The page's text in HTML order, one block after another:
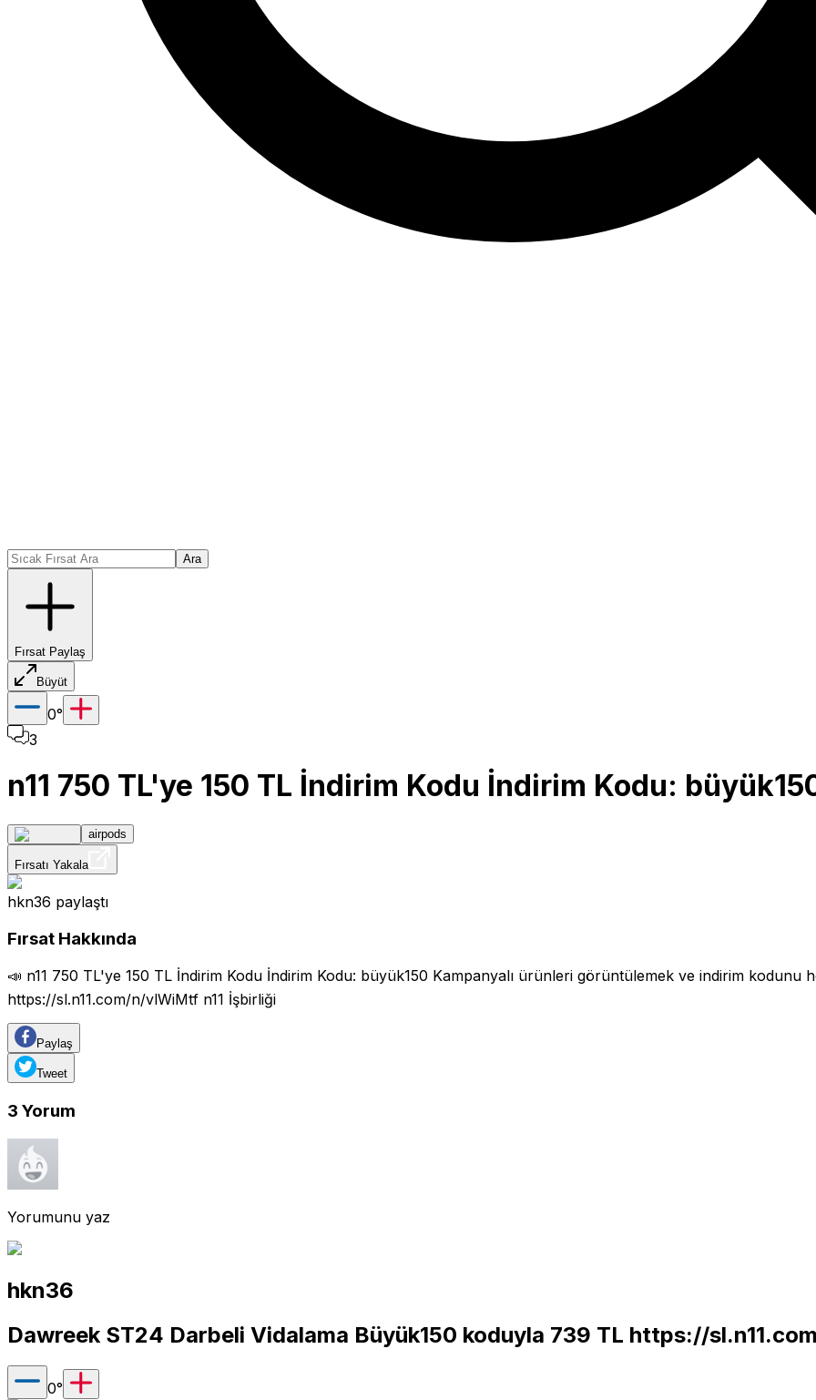
Ara
Fırsat Paylaş
Büyüt
0°
3
n11 750 TL'ye 150 TL İndirim Kodu İndirim Kodu:
airpods
Fırsatı Yakala
hkn36 paylaştı
Fırsat Hakkında
📣 n11 750 TL'ye 150 TL İndirim Kodu İndirim Kodu: büyük150 Kampanyalı ürünleri görüntülemek ve indirim kodunu
https://sl.n11.com/n/vlWiMtf n11 İşbirliği
Paylaş
Tweet
3 Yorum
Yorumunu yaz
hkn36
Dawreek ST24 Darbeli Vidalama Büyük150 koduyla 739 TL https://
0°